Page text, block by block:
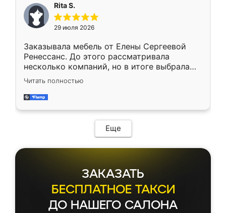
каких-либо доработок. Качеством осталась
довольна, все выглядит так, как и ожидала.
Rita S.
29 июля 2026
Заказывала мебель от Елены Сергеевой
Ренессанс. До этого рассматривала
несколько компаний, но в итоге выбрала
эту. Сначала обговорили условия, потом
приехал замерщик, всё спокойно объяснил
и снял размеры. Изготовили в срок, с
мебель сразу встала на свое место без
каких-либо доработок. Качеством осталась
довольна, все выглядит так, как и ожидала.
Читать полностью
Еще
ЗАКАЗАТЬ
БЕСПЛАТНОЕ ТАКСИ
ДО НАШЕГО САЛОНА